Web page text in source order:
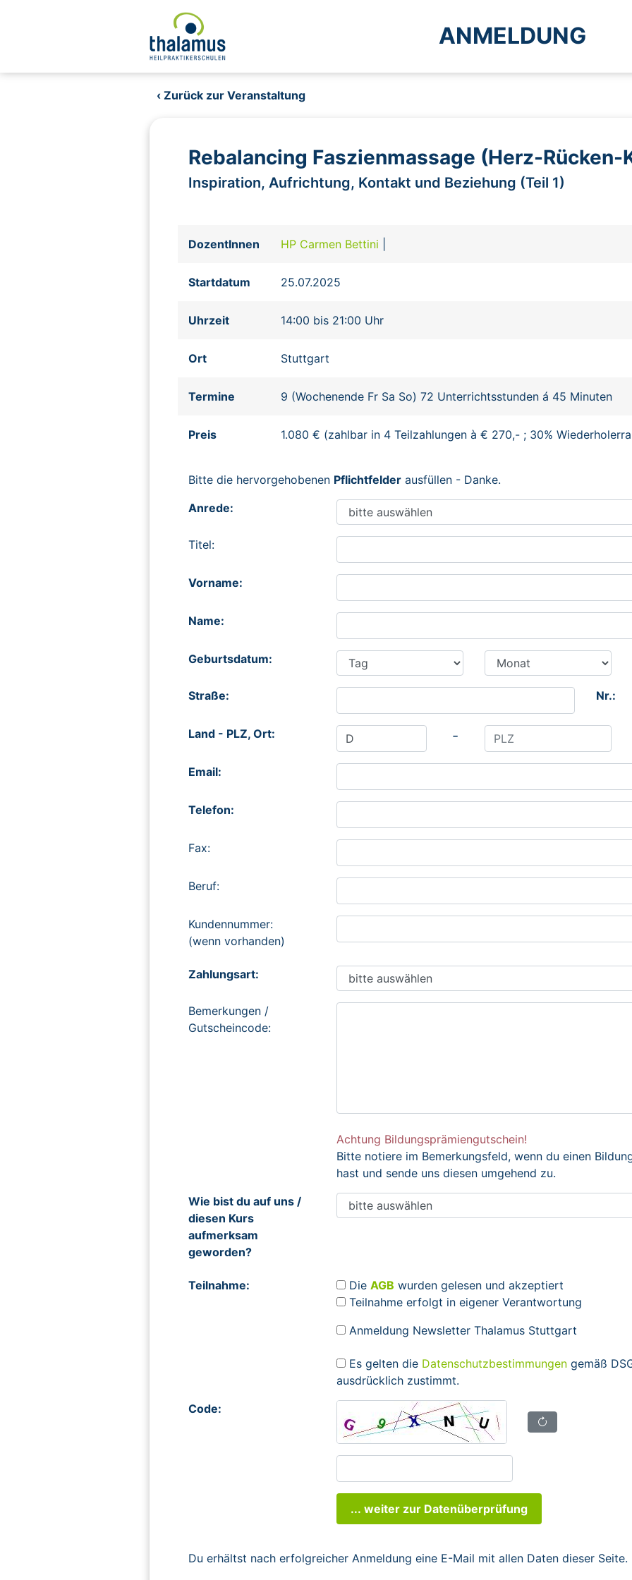
ANMELDUNG
‹ Zurück zur Veranstaltung
Rebalancing Faszienmassage (Herz-
Inspiration, Aufrichtung, Kontakt und Beziehung (Teil 1)
DozentInnen HP Carmen Bettini
Startdatum 25.07.2025
Uhrzeit 14:00 bis 21:00 Uhr
Ort Stuttgart
Termine 9 (Wochenende Fr Sa So) 72 Unterrichtsstunden á 45 Minuten
Preis 1.080 € (zahlbar in 4 Teilzahlungen à € 270,- ; 30%
Bitte die hervorgehobenen Pflichtfelder ausfüllen - Danke.
Anrede:
Titel:
Vorname:
Name:
Geburtsdatum:
Straße: Nr.:
Land - PLZ, Ort: -
Email:
Telefon:
Fax:
Beruf:
Kundennummer:
(wenn vorhanden)
Zahlungsart:
Bemerkungen /
Gutscheincode:
Achtung Bildungsprämiengutschein!
Bitte notiere im Bemerkungsfeld, wenn du einen
hast und sende uns diesen umgehend zu.
Wie bist du auf uns /
diesen Kurs
aufmerksam
geworden?
Teilnahme: Die AGB wurden gelesen und akzeptiert
Teilnahme erfolgt in eigener Verantwortung
Anmeldung Newsletter Thalamus Stuttgart
Es gelten die Datenschutzbestimmungen gemäß
ausdrücklich zustimmt.
Code:
... weiter zur Datenüberprüfung
Du erhältst nach erfolgreicher Anmeldung eine E-Mail mit allen Daten dieser Seite.